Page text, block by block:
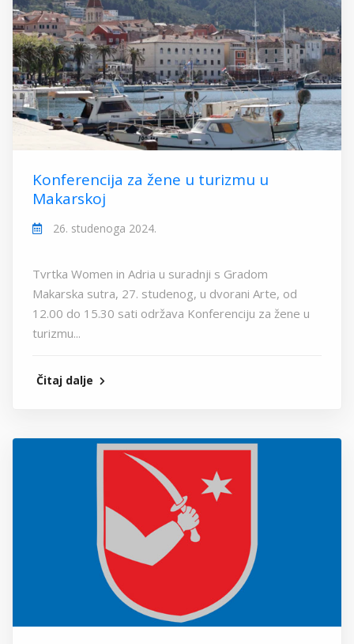
Konferencija za žene u turizmu u
Makarskoj
26. studenoga 2024.
Tvrtka Women in Adria u suradnji s Gradom
Makarska sutra, 27. studenog, u dvorani Arte, od
12.00 do 15.30 sati održava Konferenciju za žene u
turizmu...
Čitaj dalje